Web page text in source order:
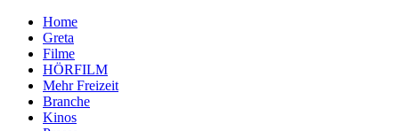
Home
Greta
Filme
HÖRFILM
Mehr Freizeit
Branche
Kinos